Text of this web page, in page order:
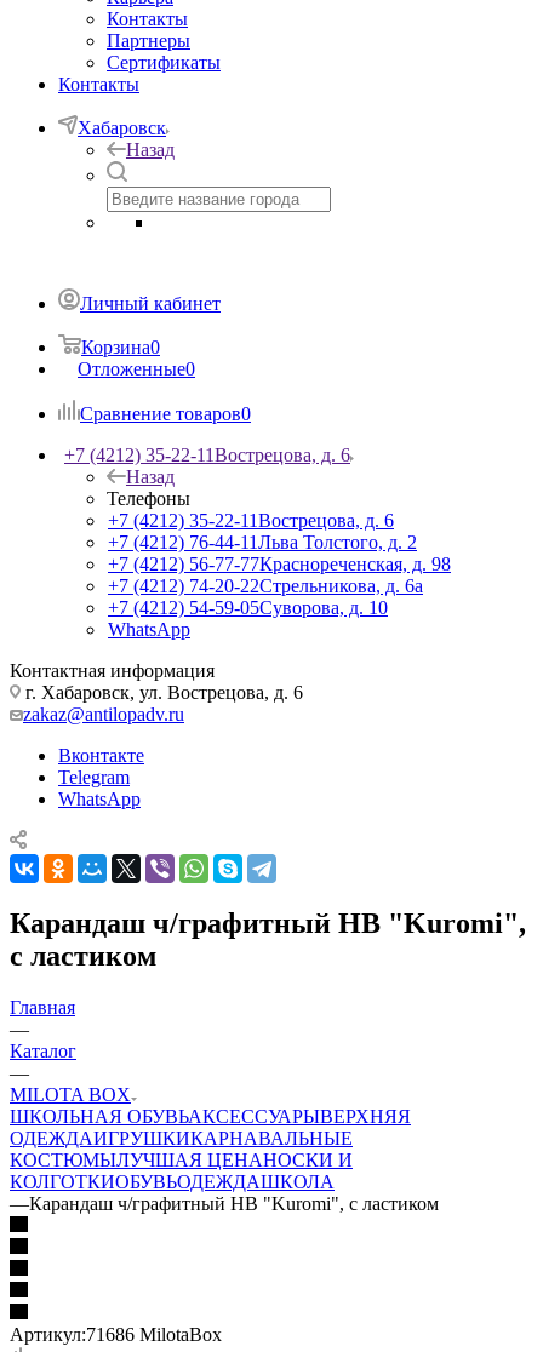
Контакты
Партнеры
Сертификаты
Контакты
Хабаровск
Назад
Личный кабинет
Корзина0
Отложенные0
Сравнение товаров0
+7 (4212) 35-22-11Вострецова, д. 6
Назад
Телефоны
+7 (4212) 35-22-11Вострецова, д. 6
+7 (4212) 76-44-11Льва Толстого, д. 2
+7 (4212) 56-77-77Краснореченская, д. 98
+7 (4212) 74-20-22Стрельникова, д. 6а
+7 (4212) 54-59-05Суворова, д. 10
WhatsApp
Контактная информация
г. Хабаровск, ул. Вострецова, д. 6
zakaz@antilopadv.ru
Вконтакте
Telegram
WhatsApp
Карандаш ч/графитный НВ "Kuromi",
c ластиком
Главная
—
Каталог
—
MILOTA BOX
ШКОЛЬНАЯ ОБУВЬАКСЕССУАРЫВЕРХНЯЯ
ОДЕЖДАИГРУШКИКАРНАВАЛЬНЫЕ
КОСТЮМЫЛУЧШАЯ ЦЕНАНОСКИ И
КОЛГОТКИОБУВЬОДЕЖДАШКОЛА
—Карандаш ч/графитный НВ "Kuromi", c ластиком
Артикул:71686 MilotaBox